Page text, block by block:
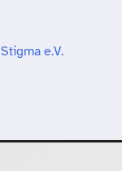
Stigma e.V.